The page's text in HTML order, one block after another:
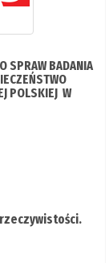
SPRAW BADANIA
POLSKIEJ W